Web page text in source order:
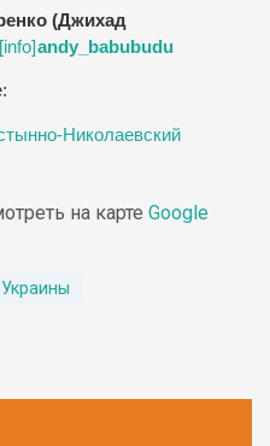
(Джихад
andy_babubudu
Николаевский
на карте Google